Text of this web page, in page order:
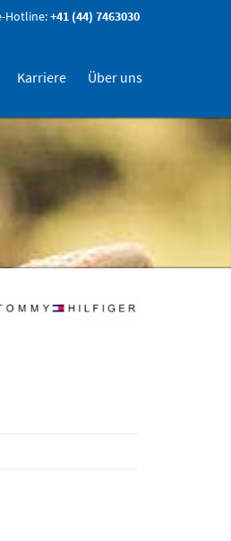
Hotline:+41 (44) 7463030
Karriere Über uns